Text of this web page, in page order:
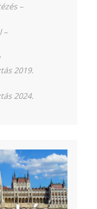
–
–
2019.
2024.